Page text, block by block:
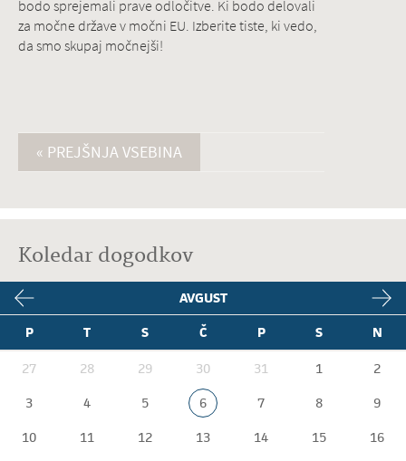
bodo sprejemali prave odločitve. Ki bodo delovali
za močne države v močni EU. Izberite tiste, ki vedo,
da smo skupaj močnejši!
« PREJŠNJA VSEBINA
Koledar dogodkov
AVGUST
P
T S Č P S N
27 28 29 30 31 1
2
3
4 5 6 7 8
9
10
11 12 13 14 15
16